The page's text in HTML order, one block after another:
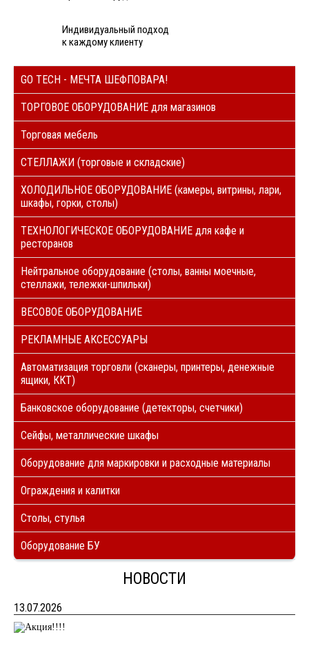
Индивидуальный подход
к каждому клиенту
GO TECH - МЕЧТА ШЕФПОВАРА!
ТОРГОВОЕ ОБОРУДОВАНИЕ для магазинов
Торговая мебель
СТЕЛЛАЖИ (торговые и складские)
ХОЛОДИЛЬНОЕ ОБОРУДОВАНИЕ (камеры, витрины, лари,
шкафы, горки, столы)
ТЕХНОЛОГИЧЕСКОЕ ОБОРУДОВАНИЕ для кафе и
ресторанов
Нейтральное оборудование (столы, ванны моечные,
стеллажи, тележки-шпильки)
ВЕСОВОЕ ОБОРУДОВАНИЕ
РЕКЛАМНЫЕ АКСЕССУАРЫ
Автоматизация торговли (сканеры, принтеры, денежные
ящики, ККТ)
Банковское оборудование (детекторы, счетчики)
Сейфы, металлические шкафы
Оборудование для маркировки и расходные материалы
Ограждения и калитки
Столы, стулья
Оборудование БУ
НОВОСТИ
13.07.2026